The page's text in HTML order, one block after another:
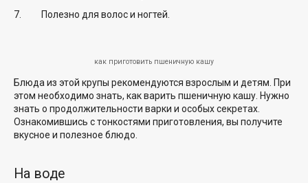
Полезно для волос и ногтей.
как приготовить пшеничную кашу
Блюда из этой крупы рекомендуются взрослым и детям. При
этом необходимо знать, как варить пшеничную кашу. Нужно
знать о продолжительности варки и особых секретах.
Ознакомившись с тонкостями приготовления, вы получите
вкусное и полезное блюдо.
На воде